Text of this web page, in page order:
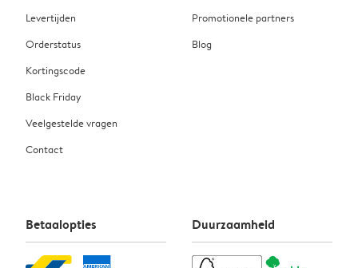
Levertijden
Orderstatus
Kortingscode
Black Friday
Veelgestelde vragen
Contact
Promotionele partners
Blog
Betaalopties Duurzaamheid